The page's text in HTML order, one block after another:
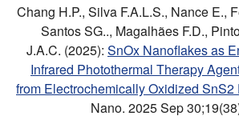
Chang H.P., Silva F.A.L.S., Nance E.,
Santos SG.., Magalhães F.D.,
J.A.C. (2025): SnOx Nanoflakes as
Infrared Photothermal Therapy
from Electrochemically Oxidized SnS2
Nano. 2025 Sep